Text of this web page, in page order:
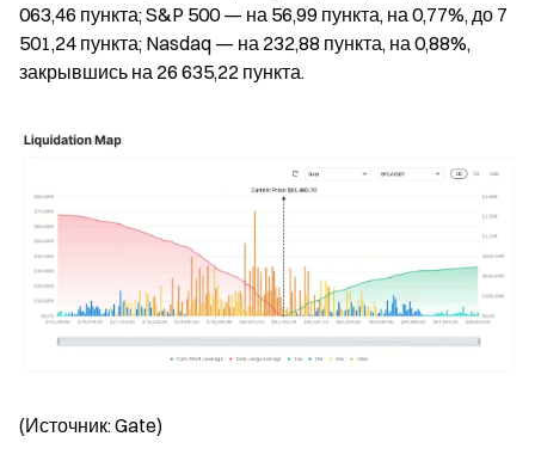
063,46 пункта; S&P 500 — на 56,99 пункта, на 0,77%, до 7
501,24 пункта; Nasdaq — на 232,88 пункта, на 0,88%,
закрывшись на 26 635,22 пункта.
(Источник: Gate)